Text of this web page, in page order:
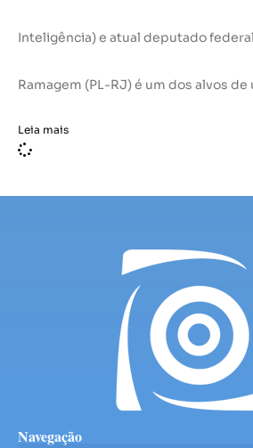
Inteligência) e atual deputado
Ramagem (PL-RJ) é um dos alvos
Leia mais
Navegação